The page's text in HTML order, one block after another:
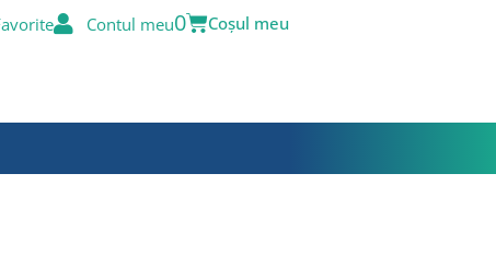
Contul meu0
Cart